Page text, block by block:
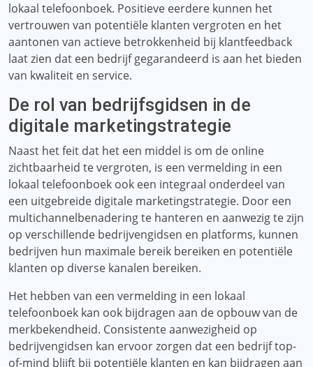
lokaal telefoonboek. Positieve eerdere kunnen het
vertrouwen van potentiële klanten vergroten en het
aantonen van actieve betrokkenheid bij klantfeedback
laat zien dat een bedrijf gegarandeerd is aan het bieden
van kwaliteit en service.
De rol van bedrijfsgidsen in de
digitale marketingstrategie
Naast het feit dat het een middel is om de online
zichtbaarheid te vergroten, is een vermelding in een
lokaal telefoonboek ook een integraal onderdeel van
een uitgebreide digitale marketingstrategie. Door een
multichannelbenadering te hanteren en aanwezig te zijn
op verschillende bedrijvengidsen en platforms, kunnen
bedrijven hun maximale bereik bereiken en potentiële
klanten op diverse kanalen bereiken.
Het hebben van een vermelding in een lokaal
telefoonboek kan ook bijdragen aan de opbouw van de
merkbekendheid. Consistente aanwezigheid op
bedrijvengidsen kan ervoor zorgen dat een bedrijf top-
of-mind blijft bij potentiële klanten en kan bijdragen aan